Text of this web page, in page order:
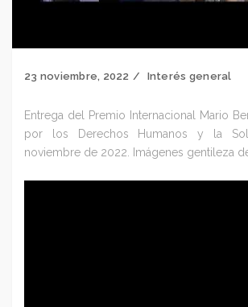
23 noviembre, 2022 Interés general
Entrega del Premio Internacional Mario
por los Derechos Humanos y la
noviembre de 2022. Imágenes gentileza